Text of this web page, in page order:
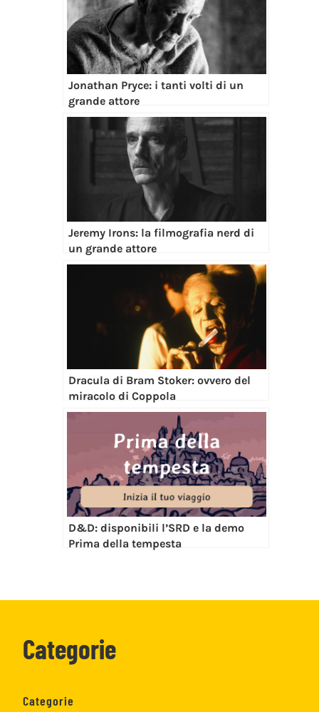
Jonathan Pryce: i tanti volti di un
grande attore
Jeremy Irons: la filmografia nerd di
un grande attore
Dracula di Bram Stoker: ovvero del
miracolo di Coppola
D&D: disponibili l’SRD e la demo
Prima della tempesta
Categorie
Categorie